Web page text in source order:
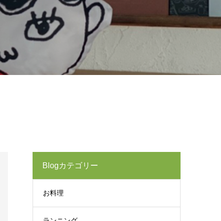
Blogカテゴリー
お料理